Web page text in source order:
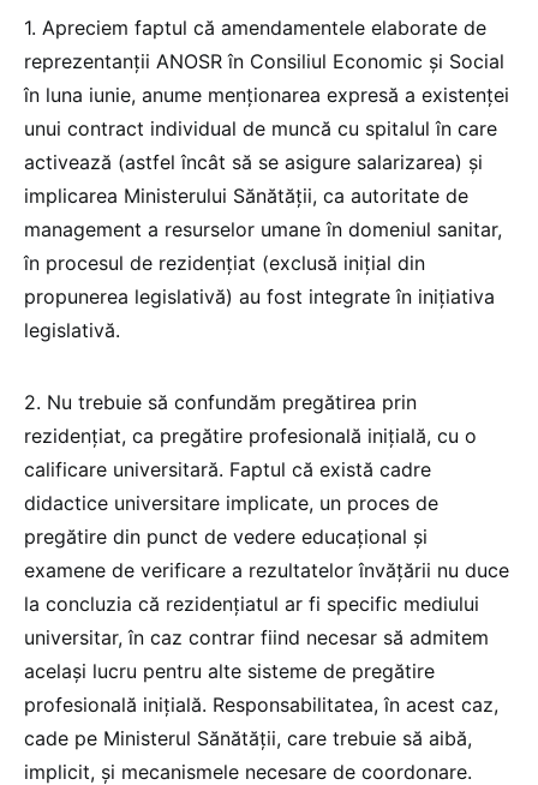
1. Apreciem faptul că amendamentele elaborate de
reprezentanții ANOSR în Consiliul Economic și Social
în luna iunie, anume menționarea expresă a existenței
unui contract individual de muncă cu spitalul în care
activează (astfel încât să se asigure salarizarea) și
implicarea Ministerului Sănătății, ca autoritate de
management a resurselor umane în domeniul sanitar,
în procesul de rezidențiat (exclusă inițial din
propunerea legislativă) au fost integrate în inițiativa
legislativă.
2. Nu trebuie să confundăm pregătirea prin
rezidențiat, ca pregătire profesională inițială, cu o
calificare universitară. Faptul că există cadre
didactice universitare implicate, un proces de
pregătire din punct de vedere educațional și
examene de verificare a rezultatelor învățării nu duce
la concluzia că rezidențiatul ar fi specific mediului
universitar, în caz contrar fiind necesar să admitem
același lucru pentru alte sisteme de pregătire
profesională inițială. Responsabilitatea, în acest caz,
cade pe Ministerul Sănătății, care trebuie să aibă,
implicit, și mecanismele necesare de coordonare.